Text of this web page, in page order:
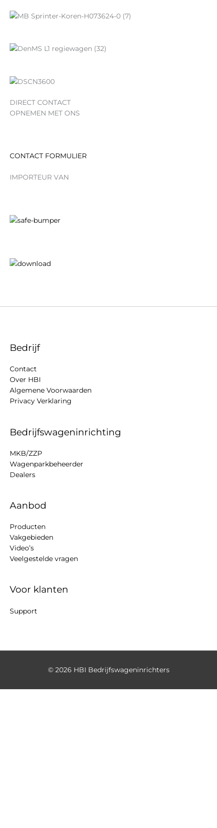
DIRECT CONTACT
OPNEMEN MET ONS
CONTACT FORMULIER
IMPORTEUR VAN
Bedrijf
Contact
Over HBI
Algemene Voorwaarden
Privacy Verklaring
Bedrijfswageninrichting
MKB/ZZP
Wagenparkbeheerder
Dealers
Aanbod
Producten
Vakgebieden
Video’s
Veelgestelde vragen
Voor klanten
Support
© 2026 HBI Bedrijfswageninrichters